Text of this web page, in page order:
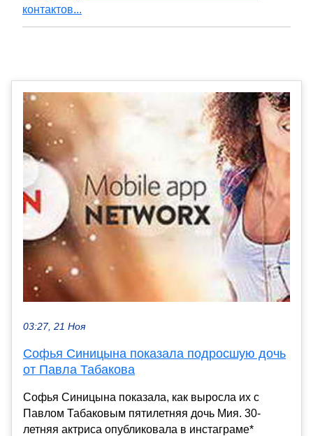
контактов...
03:27, 21 Ноя
Софья Синицына показала подросшую дочь
от Павла Табакова
Софья Синицына показала, как выросла их с
Павлом Табаковым пятилетняя дочь Мия. 30-
летняя актриса опубликовала в инстаграме*